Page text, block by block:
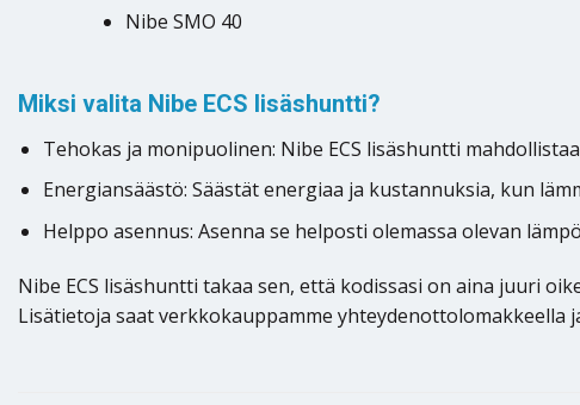
Nibe SMO 40
Miksi valita Nibe ECS lisäshuntti?
Tehokas ja monipuolinen: Nibe ECS lisäshuntti
Energiansäästö: Säästät energiaa ja kustannuksia, kun
Helppo asennus: Asenna se helposti olemassa olevan
Nibe ECS lisäshuntti takaa sen, että kodissasi on aina juuri
Lisätietoja saat verkkokauppamme yhteydenottolomakkeella